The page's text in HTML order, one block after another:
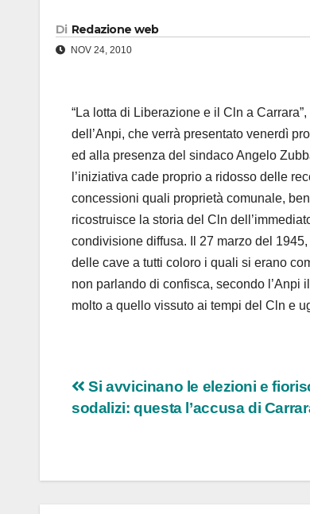
Di Redazione web
NOV 24, 2010
“La lotta di Liberazione e il Cln a
dell’Anpi, che verrà presentato venerdì
ed alla presenza del sindaco Angelo
l’iniziativa cade proprio a ridosso delle
concessioni quali proprietà comunale,
ricostruisce la storia del Cln
condivisione diffusa. Il 27 marzo del
delle cave a tutti coloro i quali si erano
non parlando di confisca, secondo
molto a quello vissuto ai tempi del Cln e
Navigazione
articoli
Si avvicinano le elezioni e
sodalizi: questa l’accusa di